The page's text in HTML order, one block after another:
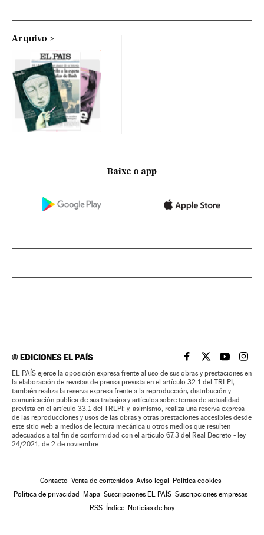
Arquivo
Baixe o app
©EDICIONES EL PAÍS EL PAÍS BRASIL EN
EL PAÍSEL PAÍS
EL
EL PAÍS ejerce la oposición expresa frente al uso de sus obras y prestaciones en
la elaboración de revistas de prensa prevista en el artículo 32.1 del TRLPI;
también realiza la reserva expresa frente a la reproducción, distribución y
comunicación pública de sus trabajos y artículos sobre temas de actualidad
prevista en el artículo 33.1 del TRLPI; y, asimismo, realiza una reserva expresa
de las reproducciones y usos de las obras y otras prestaciones accesibles desde
este sitio web a medios de lectura mecánica u otros medios que resulten
adecuados a tal fin de conformidad con el artículo 67.3 del Real Decreto - ley
24/2021, de 2 de noviembre
Contacto Venta de contenidos Aviso legal Política cookies
Política de privacidad Mapa Suscripciones EL PAÍS Suscripciones empresas
RSS Índice Noticias de hoy